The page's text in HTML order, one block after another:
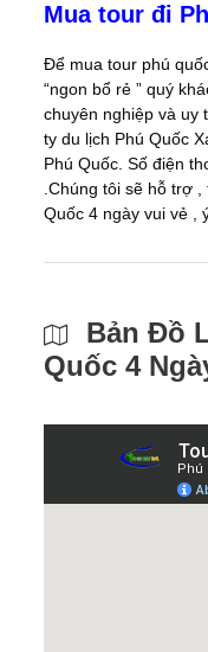
Mua tour đi
Để mua tour phú
“ngon bổ rẻ ” quý
chuyên nghiệp và uy
ty du lịch Phú Quốc
Phú Quốc. Số điện
.Chúng tôi sẽ hỗ trợ
Quốc 4 ngày vui vẻ ,
Bản Đồ
Quốc 4